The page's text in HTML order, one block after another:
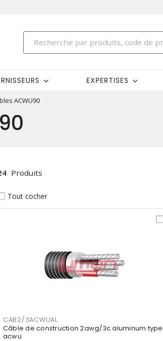
EXPERTISES
ACWU90
Produits
Tout cocher
CAB2/3ACWUAL
Câble de construction 2awg/3c aluminum type
acwu